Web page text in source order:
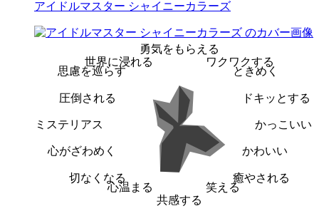
アイドルマスター シャイニーカラーズ
勇気をもらえる
ワクワクする
ときめく
ドキッとする
かっこいい
かわいい
癒やされる
笑える
共感する
心温まる
切なくなる
心がざわめく
ミステリアス
圧倒される
思慮を巡らす
世界に浸れる